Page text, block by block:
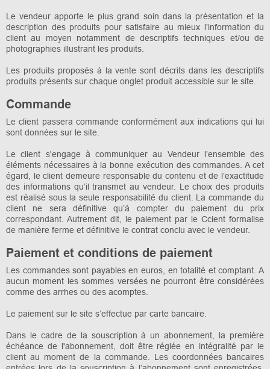
Le vendeur apporte le plus grand soin dans la présentation et la
description des produits pour satisfaire au mieux l’information du
client au moyen notamment de descriptifs techniques et/ou de
photographies illustrant les produits.
Les produits proposés à la vente sont décrits dans les descriptifs
produits présents sur chaque onglet produit accessible sur le site.
Commande
Le client passera commande conformément aux indications qui lui
sont données sur le site.
Le client s'engage à communiquer au Vendeur l’ensemble des
éléments nécessaires à la bonne exécution des commandes. A cet
égard, le client demeure responsable du contenu et de l’exactitude
des informations qu’il transmet au vendeur. Le choix des produits
est réalisé sous la seule responsabilité du client. La commande du
client ne sera définitive qu’à compter du paiement du prix
correspondant. Autrement dit, le paiement par le Ccient formalise
de manière ferme et définitive le contrat conclu avec le vendeur.
Paiement et conditions de paiement
Les commandes sont payables en euros, en totalité et comptant. A
aucun moment les sommes versées ne pourront être considérées
comme des arrhes ou des acomptes.
Le paiement sur le site s’effectue par carte bancaire.
Dans le cadre de la souscription à un abonnement, la première
échéance de l'abonnement, doit être réglée en intégralité par le
client au moment de la commande. Les coordonnées bancaires